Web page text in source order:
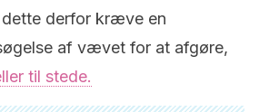
derfor kræve en
af vævet for at afgøre,
til stede.